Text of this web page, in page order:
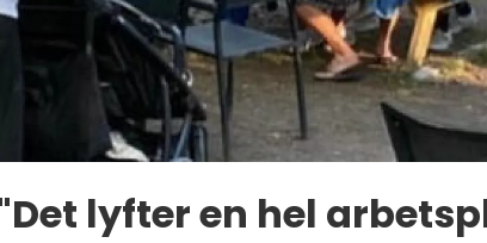
lyfter en hel